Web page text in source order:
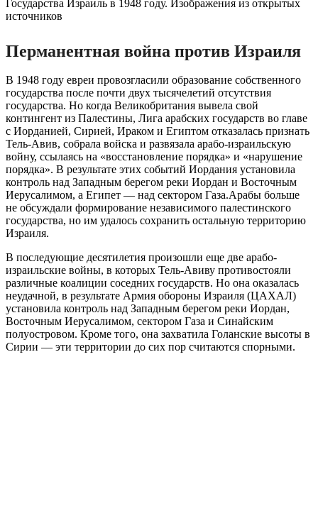
Государства Израиль в 1948 году. Изображения из открытых
источников
Перманентная война против Израиля
В 1948 году евреи провозгласили образование собственного
государства после почти двух тысячелетий отсутствия
государства. Но когда Великобритания вывела свой
контингент из Палестины, Лига арабских государств во главе
с Иорданией, Сирией, Ираком и Египтом отказалась признать
Тель-Авив, собрала войска и развязала арабо-израильскую
войну, ссылаясь на «восстановление порядка» и «нарушение
порядка». В результате этих событий Иордания установила
контроль над Западным берегом реки Иордан и Восточным
Иерусалимом, а Египет — над сектором Газа.Арабы больше
не обсуждали формирование независимого палестинского
государства, но им удалось сохранить остальную территорию
Израиля.
В последующие десятилетия произошли еще две арабо-
израильские войны, в которых Тель-Авиву противостояли
различные коалиции соседних государств. Но она оказалась
неудачной, в результате Армия обороны Израиля (ЦАХАЛ)
установила контроль над Западным берегом реки Иордан,
Восточным Иерусалимом, сектором Газа и Синайским
полуостровом. Кроме того, она захватила Голанские высоты в
Сирии — эти территории до сих пор считаются спорными.